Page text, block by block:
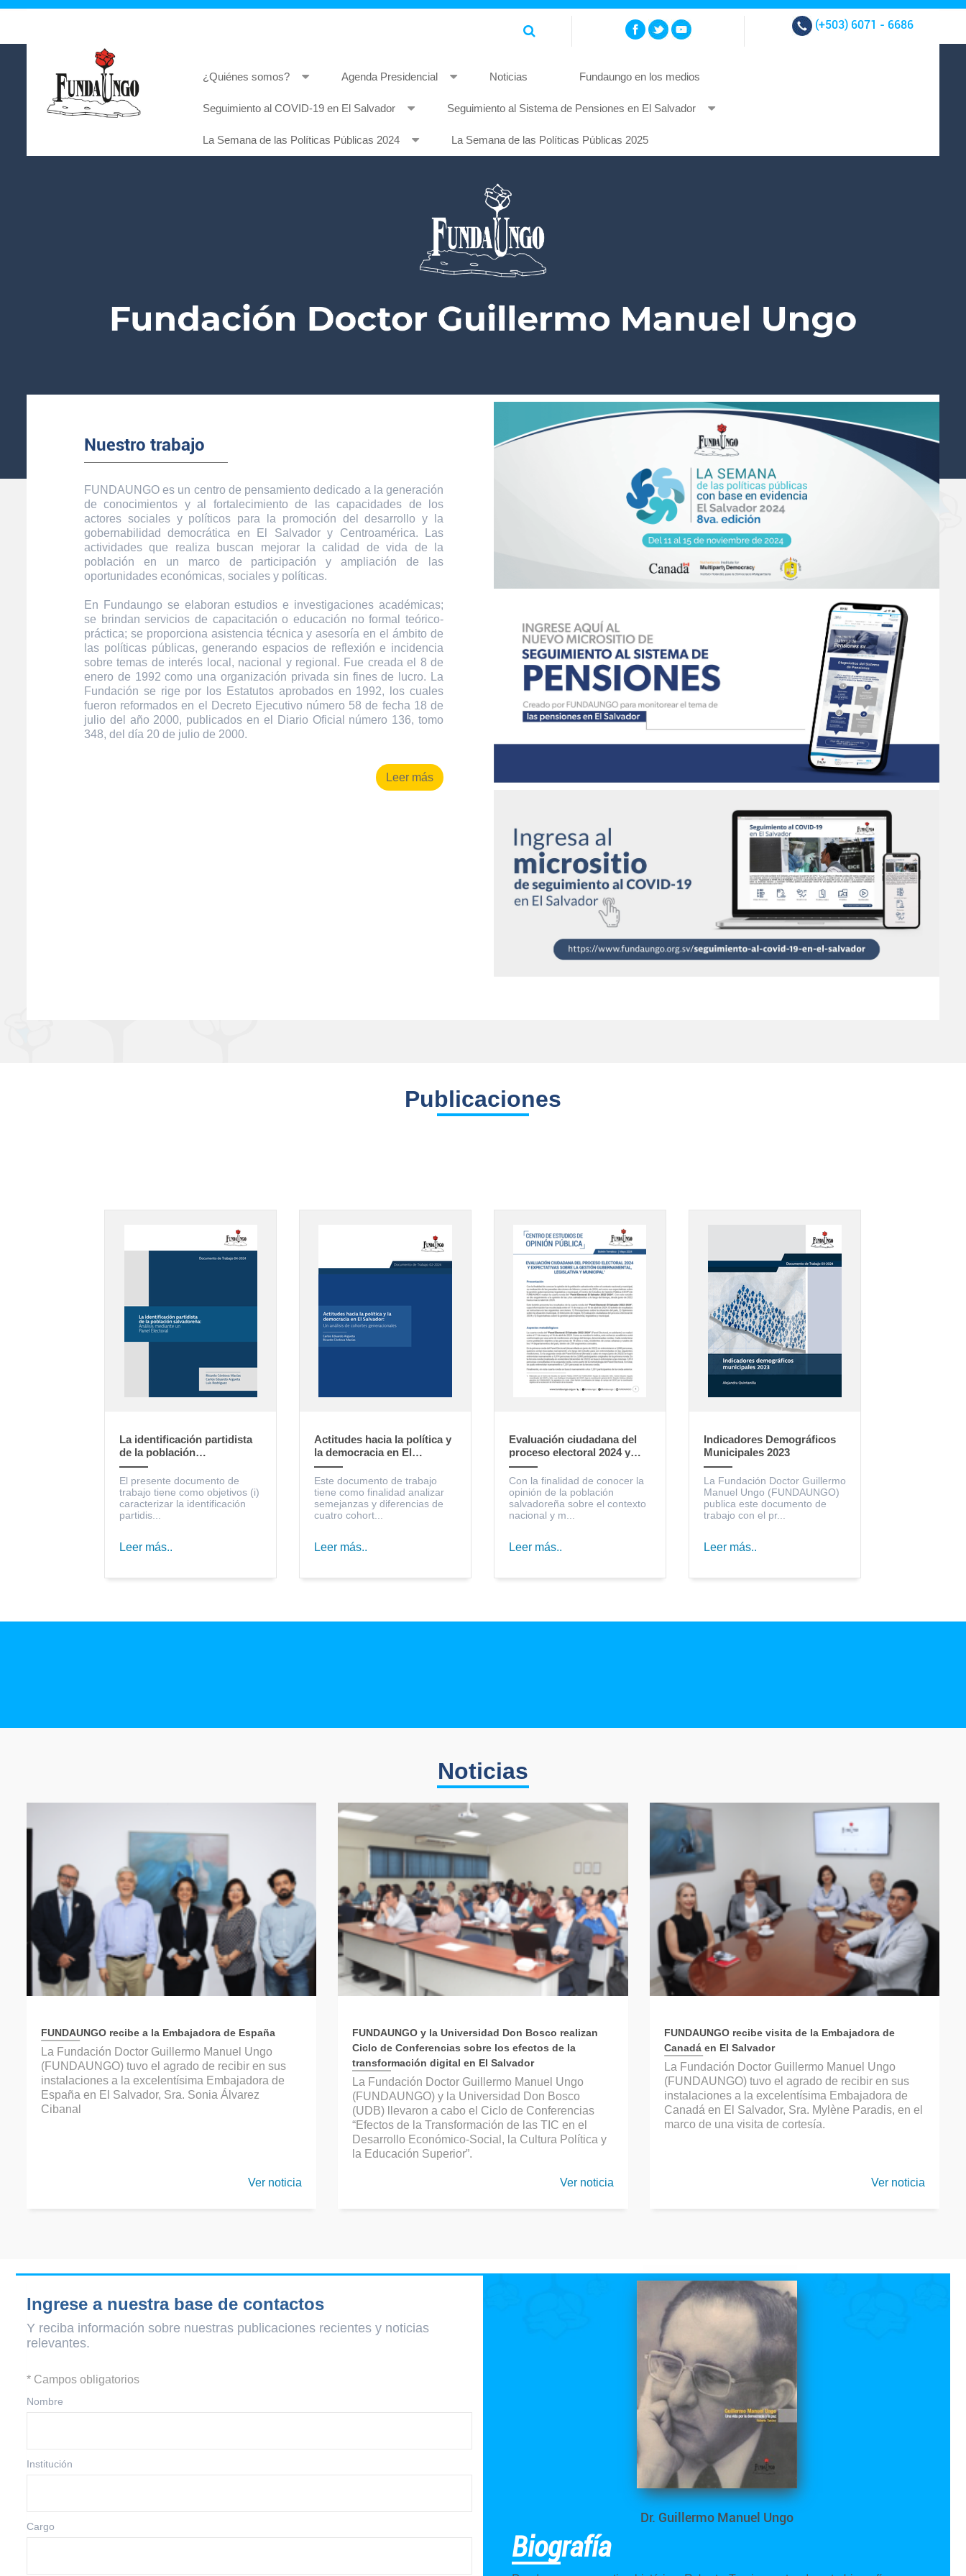
(+503) 6071 - 6686
¿Quiénes somos? Agenda Presidencial Noticias Fundaungo en los medios
Seguimiento al COVID-19 en El Salvador Seguimiento al Sistema de Pensiones en El Salvador
La Semana de las Políticas Públicas 2024 La Semana de las Políticas Públicas 2025
Nuestro trabajo
FUNDAUNGO es un centro de pensamiento dedicado a la generación
de conocimientos y al fortalecimiento de las capacidades de los
actores sociales y políticos para la promoción del desarrollo y la
gobernabilidad democrática en El Salvador y Centroamérica. Las
actividades que realiza buscan mejorar la calidad de vida de la
población en un marco de participación y ampliación de las
oportunidades económicas, sociales y políticas.
En Fundaungo se elaboran estudios e investigaciones académicas;
se brindan servicios de capacitación o educación no formal teórico-
práctica; se proporciona asistencia técnica y asesoría en el ámbito de
las políticas públicas, generando espacios de reflexión e incidencia
sobre temas de interés local, nacional y regional. Fue creada el 8 de
enero de 1992 como una organización privada sin fines de lucro. La
Fundación se rige por los Estatutos aprobados en 1992, los cuales
fueron reformados en el Decreto Ejecutivo número 58 de fecha 18 de
julio del año 2000, publicados en el Diario Oficial número 136, tomo
348, del día 20 de julio de 2000.
Leer más
Publicaciones
La identificación partidista
de la población
salvadoreña: Análisis
mediante un Panel Electoral
El presente documento de
trabajo tiene como objetivos (i)
caracterizar la identificación
partidis...
Leer más..
Actitudes hacia la política y
la democracia en El
Salvador: un análisis de
cohortes generacionales
Este documento de trabajo
tiene como finalidad analizar
semejanzas y diferencias de
cuatro cohort...
Leer más..
Evaluación ciudadana del
proceso electoral 2024 y
expectativas sobre la
gestión gubernamental,
legislativa y municipal
Con la finalidad de conocer la
opinión de la población
salvadoreña sobre el contexto
nacional y m...
Leer más..
Indicadores Demográficos
Municipales 2023
La Fundación Doctor Guillermo
Manuel Ungo (FUNDAUNGO)
publica este documento de
trabajo con el pr...
Leer más..
Noticias
FUNDAUNGO recibe a la Embajadora de España
La Fundación Doctor Guillermo Manuel Ungo
(FUNDAUNGO) tuvo el agrado de recibir en sus
instalaciones a la excelentísima Embajadora de
España en El Salvador, Sra. Sonia Álvarez
Cibanal
Ver noticia
FUNDAUNGO y la Universidad Don Bosco realizan
Ciclo de Conferencias sobre los efectos de la
transformación digital en El Salvador
La Fundación Doctor Guillermo Manuel Ungo
(FUNDAUNGO) y la Universidad Don Bosco
(UDB) llevaron a cabo el Ciclo de Conferencias
“Efectos de la Transformación de las TIC en el
Desarrollo Económico-Social, la Cultura Política y
la Educación Superior”.
Ver noticia
FUNDAUNGO recibe visita de la Embajadora de
Canadá en El Salvador
La Fundación Doctor Guillermo Manuel Ungo
(FUNDAUNGO) tuvo el agrado de recibir en sus
instalaciones a la excelentísima Embajadora de
Canadá en El Salvador, Sra. Mylène Paradis, en el
marco de una visita de cortesía.
Ver noticia
Ingrese a nuestra base de contactos
Y reciba información sobre nuestras publicaciones recientes y noticias
relevantes.
* Campos obligatorios
Nombre
Institución
Cargo
Dr. Guillermo Manuel Ungo
Biografía